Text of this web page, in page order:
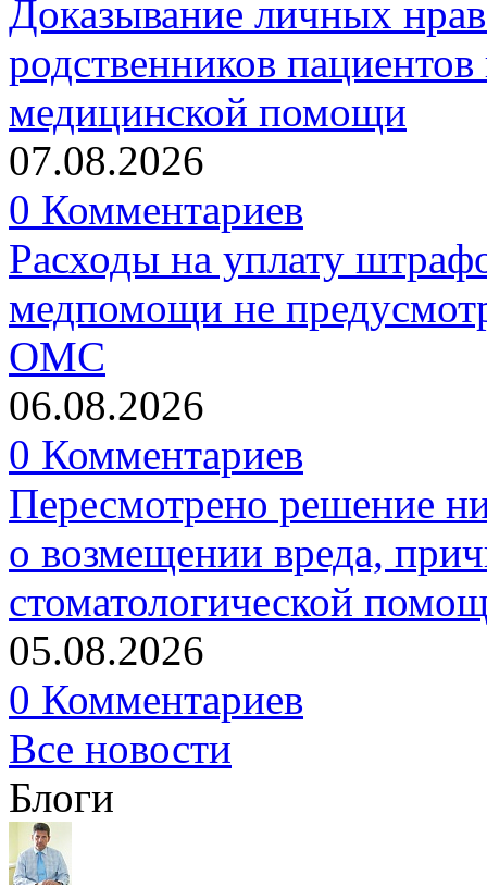
Доказывание личных
родственников
медицинской помощи
07.08.2026
0 Комментариев
Расходы на уплату
медпомощи не
ОМС
06.08.2026
0 Комментариев
Пересмотрено решение
о возмещении вреда,
стоматологической
05.08.2026
0 Комментариев
Все новости
Блоги